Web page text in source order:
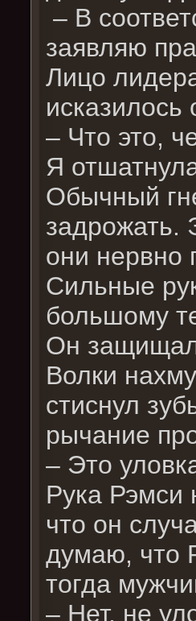
– В
заявляю
Лицо
исказилось
– Что это,
Я
Обычный
задрожать.
они нервно
Сильные
большому
Он
Волки
стиснул
рычание
– Это
Рука Рэмси
что он
думаю, что
тогда
– Нет, не